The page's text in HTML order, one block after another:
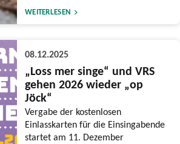
WEITERLESEN
08.12.2025
„Loss mer singe“ und VRS
gehen 2026 wieder „op
Jöck“
Vergabe der kostenlosen
Einlasskarten für die Einsingabende
startet am 11. Dezember